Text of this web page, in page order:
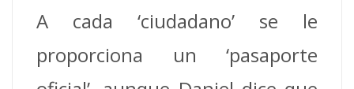
A cada ‘ciudadano’ se le
proporciona un ‘pasaporte